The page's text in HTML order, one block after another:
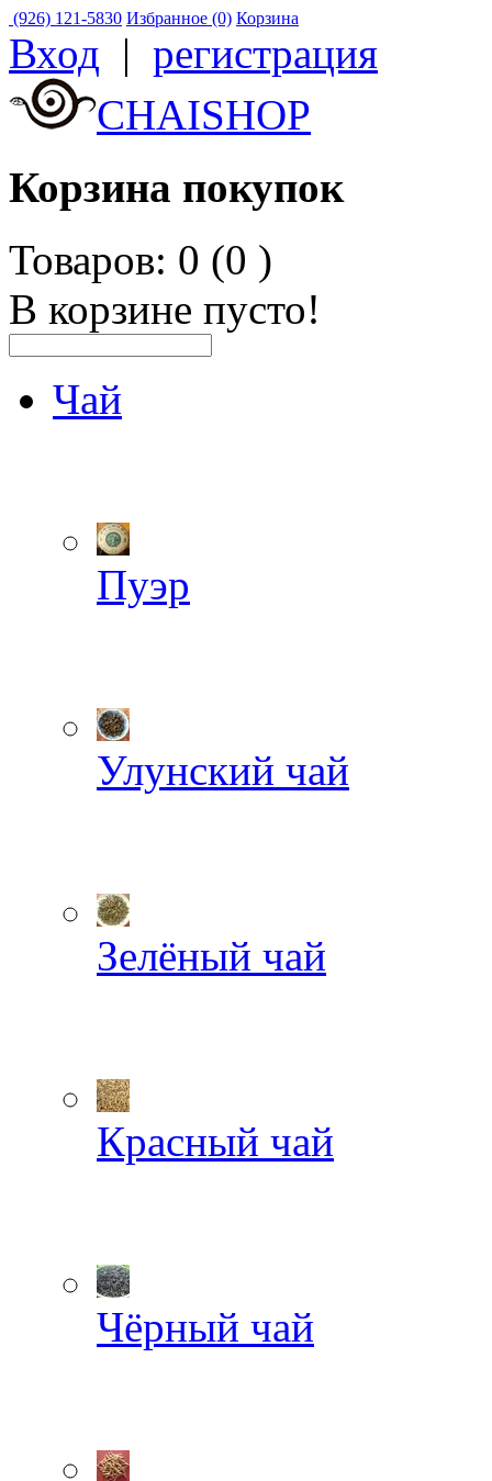
(926) 121-5830 Избранное (0) Корзина
Вход | регистрация
CHAISHOP
Корзина покупок
Товаров: 0 (0 )
В корзине пусто!
Чай
Пуэр
Улунский чай
Зелёный чай
Красный чай
Чёрный чай